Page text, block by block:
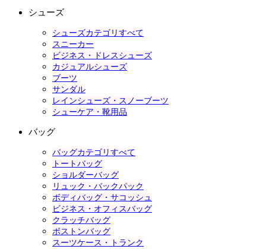
シューズ
シューズカテゴリすべて
スニーカー
ビジネス・ドレスシューズ
カジュアルシューズ
ブーツ
サンダル
レインシューズ・スノーブーツ
シューケア・靴用品
バッグ
バッグカテゴリすべて
トートバッグ
ショルダーバッグ
リュック・バックパック
ボディバッグ・サコッシュ
ビジネス・オフィスバッグ
クラッチバッグ
ボストンバッグ
スーツケース・トランク